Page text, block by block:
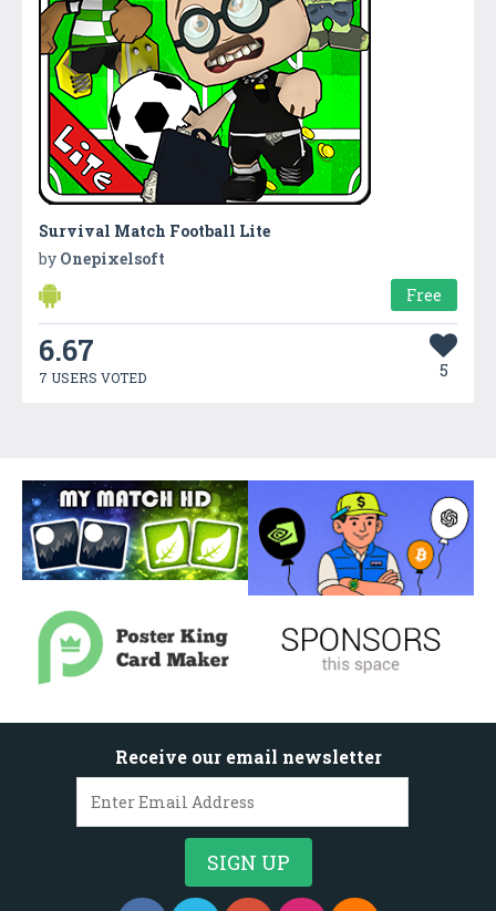
Survival Match Football Lite
by Onepixelsoft
Free
6.67
7 USERS VOTED 5
Receive our email newsletter